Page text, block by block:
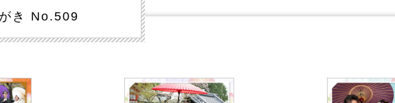
き No.509